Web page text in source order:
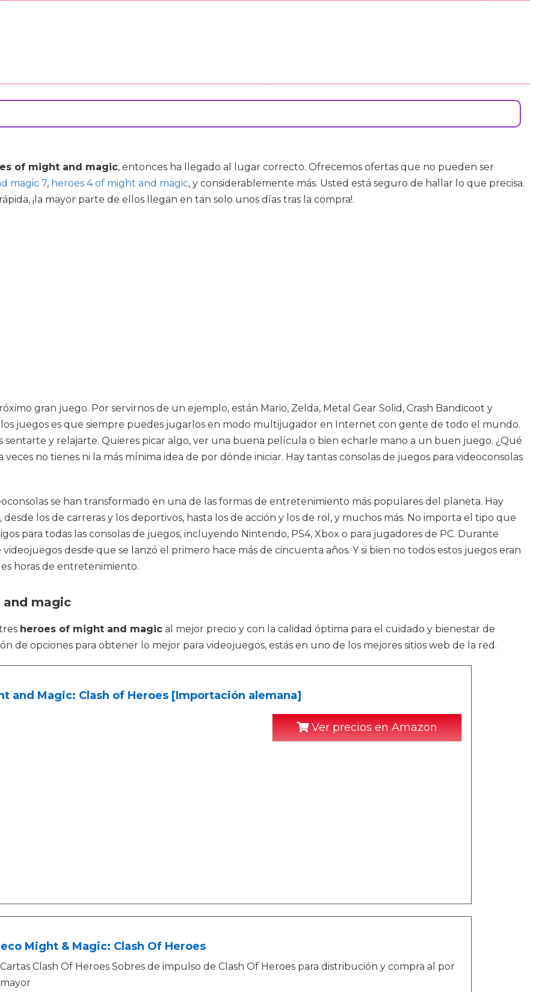
of might and magic, entonces ha llegado al lugar correcto. Ofrecemos ofertas que no pueden ser
magic 7, heroes 4 of might and magic, y considerablemente más. Usted está seguro de hallar lo que precisa.
¡la mayor parte de ellos llegan en tan solo unos días tras la compra!.
gran juego. Por servirnos de un ejemplo, están Mario, Zelda, Metal Gear Solid, Crash Bandicoot y
juegos es que siempre puedes jugarlos en modo multijugador en Internet con gente de todo el mundo.
y relajarte. Quieres picar algo, ver una buena película o bien echarle mano a un buen juego. ¿Qué
no tienes ni la más mínima idea de por dónde iniciar. Hay tantas consolas de juegos para videoconsolas
se han transformado en una de las formas de entretenimiento más populares del planeta. Hay
los de carreras y los deportivos, hasta los de acción y los de rol, y muchos más. No importa el tipo que
para todas las consolas de juegos, incluyendo Nintendo, PS4, Xbox o para jugadores de PC. Durante
desde que se lanzó el primero hace más de cincuenta años. Y si bien no todos estos juegos eran
horas de entretenimiento.
magic
heroes of might and magic al mejor precio y con la calidad óptima para el cuidado y bienestar de
de opciones para obtener lo mejor para videojuegos, estás en uno de los mejores sitios web de la red.
and Magic: Clash of Heroes [Importación alemana]
Ver precios en Amazon
Might & Magic: Clash Of Heroes
Cartas Clash Of Heroes Sobres de impulso de Clash Of Heroes para distribución y compra al por
mayor